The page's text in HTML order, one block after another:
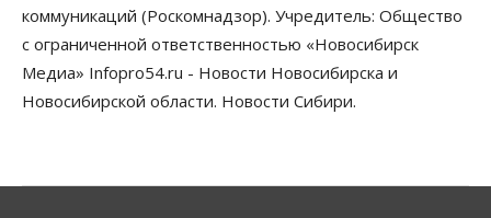
07 Августа 2026, 14:00
Власть
В Новосибирске многодетным семьям вручили
сертификаты на покупку автомобилей
07 Августа 2026, 13:55
Треть автовладельцев в Новосибирской области
коммуникаций (Роскомнадзор). Учредитель: Общество
с ограниченной ответственностью «Новосибирск
Медиа» Infopro54.ru - Новости Новосибирска и
Новосибирской области. Новости Сибири.